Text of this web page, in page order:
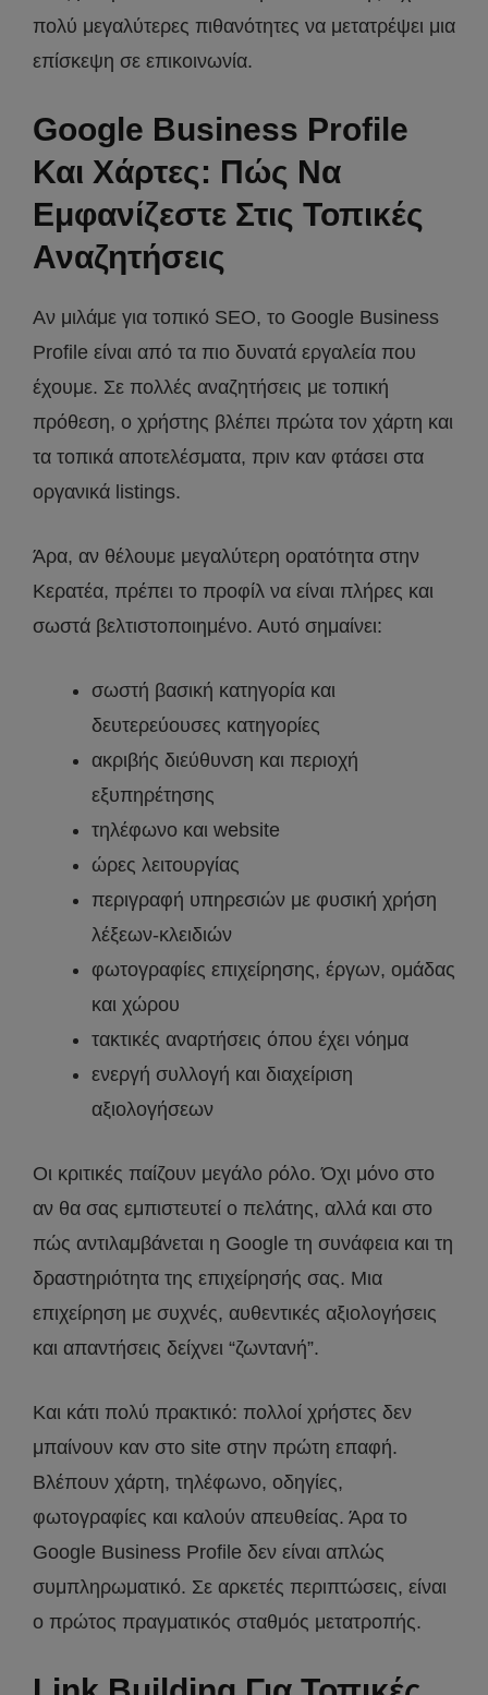
πολύ μεγαλύτερες πιθανότητες να μετατρέψει μια
επίσκεψη σε επικοινωνία.
Google Business Profile
Και Χάρτες: Πώς Να
Εμφανίζεστε Στις Τοπικές
Αναζητήσεις
Αν μιλάμε για τοπικό SEO, το Google Business
Profile είναι από τα πιο δυνατά εργαλεία που
έχουμε. Σε πολλές αναζητήσεις με τοπική
πρόθεση, ο χρήστης βλέπει πρώτα τον χάρτη και
τα τοπικά αποτελέσματα, πριν καν φτάσει στα
οργανικά listings.
Άρα, αν θέλουμε μεγαλύτερη ορατότητα στην
Κερατέα, πρέπει το προφίλ να είναι πλήρες και
σωστά βελτιστοποιημένο. Αυτό σημαίνει:
σωστή βασική κατηγορία και
δευτερεύουσες κατηγορίες
ακριβής διεύθυνση και περιοχή
εξυπηρέτησης
τηλέφωνο και website
ώρες λειτουργίας
περιγραφή υπηρεσιών με φυσική χρήση
λέξεων-κλειδιών
φωτογραφίες επιχείρησης, έργων, ομάδας
και χώρου
τακτικές αναρτήσεις όπου έχει νόημα
ενεργή συλλογή και διαχείριση
αξιολογήσεων
Οι κριτικές παίζουν μεγάλο ρόλο. Όχι μόνο στο
αν θα σας εμπιστευτεί ο πελάτης, αλλά και στο
πώς αντιλαμβάνεται η Google τη συνάφεια και τη
δραστηριότητα της επιχείρησής σας. Μια
επιχείρηση με συχνές, αυθεντικές αξιολογήσεις
και απαντήσεις δείχνει “ζωντανή”.
Και κάτι πολύ πρακτικό: πολλοί χρήστες δεν
μπαίνουν καν στο site στην πρώτη επαφή.
Βλέπουν χάρτη, τηλέφωνο, οδηγίες,
φωτογραφίες και καλούν απευθείας. Άρα το
Google Business Profile δεν είναι απλώς
συμπληρωματικό. Σε αρκετές περιπτώσεις, είναι
ο πρώτος πραγματικός σταθμός μετατροπής.